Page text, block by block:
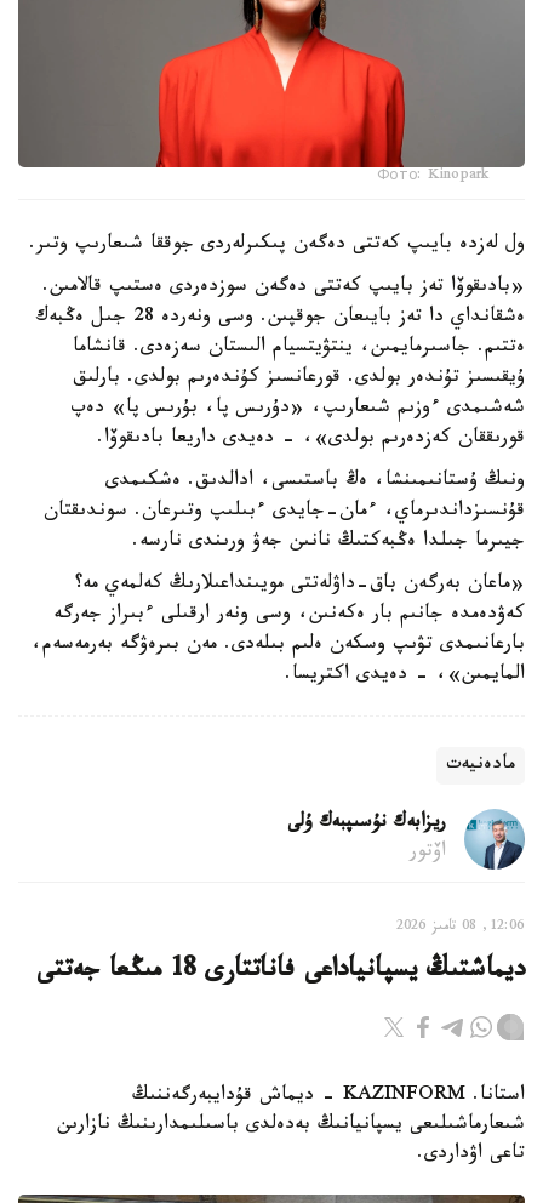
Фото: Kinopark
ول لەزدە بايىپ كەتتى دەگەن پىكىرلەردى جوققا شىعارىپ وتىر.
«بادىقوۆا تەز بايىپ كەتتى دەگەن سوزدەردى ەستىپ قالامىن.
ەشقانداي دا تەز بايىعان جوقپىن. وسى ونەردە 28 جىل ەڭبەك
ەتتىم. جاسىرمايمىن، ينتۋيتسيام الىستان سەزەدى. قانشاما
ۇيقىسىز تۇندەر بولدى. قورعانسىز كۇندەرىم بولدى. بارلىق
شەشىمدى ءوزىم شىعارىپ، «دۇرىس پا، بۇرىس پا» دەپ
قورىققان كەزدەرىم بولدى»، - دەيدى داريعا بادىقوۆا.
ونىڭ ۇستانىمىنشا، ەڭ باستىسى، ادالدىق. ەشكىمدى
قۇنسىزداندىرماي، ءمان-جايدى ءبىلىپ وتىرعان. سوندىقتان
جيىرما جىلدا ەڭبەكتىڭ نانىن جەۋ ورىندى نارسە.
«ماعان بەرگەن باق-داۋلەتتى مويىنداعىلارىڭ كەلمەي مە؟
كەۋدەمدە جانىم بار ەكەنىن، وسى ونەر ارقىلى ءبىراز جەرگە
بارعانىمدى تۋىپ وسكەن ەلىم بىلەدى. مەن بىرەۋگە بەرمەسەم،
المايمىن»، - دەيدى اكتريسا.
مادەنيەت
ريزابەك نۇسىپبەك ۇلى
اۆتور
12:06, 08 تامىز 2026
ديماشتىڭ يسپانياداعى فاناتتارى 18 مىڭعا جەتتى
استانا. KAZINFORM - ديماش قۇدايبەرگەننىڭ
شىعارماشىلىعى يسپانيانىڭ بەدەلدى باسىلىمدارىنىڭ نازارىن
تاعى اۋداردى.